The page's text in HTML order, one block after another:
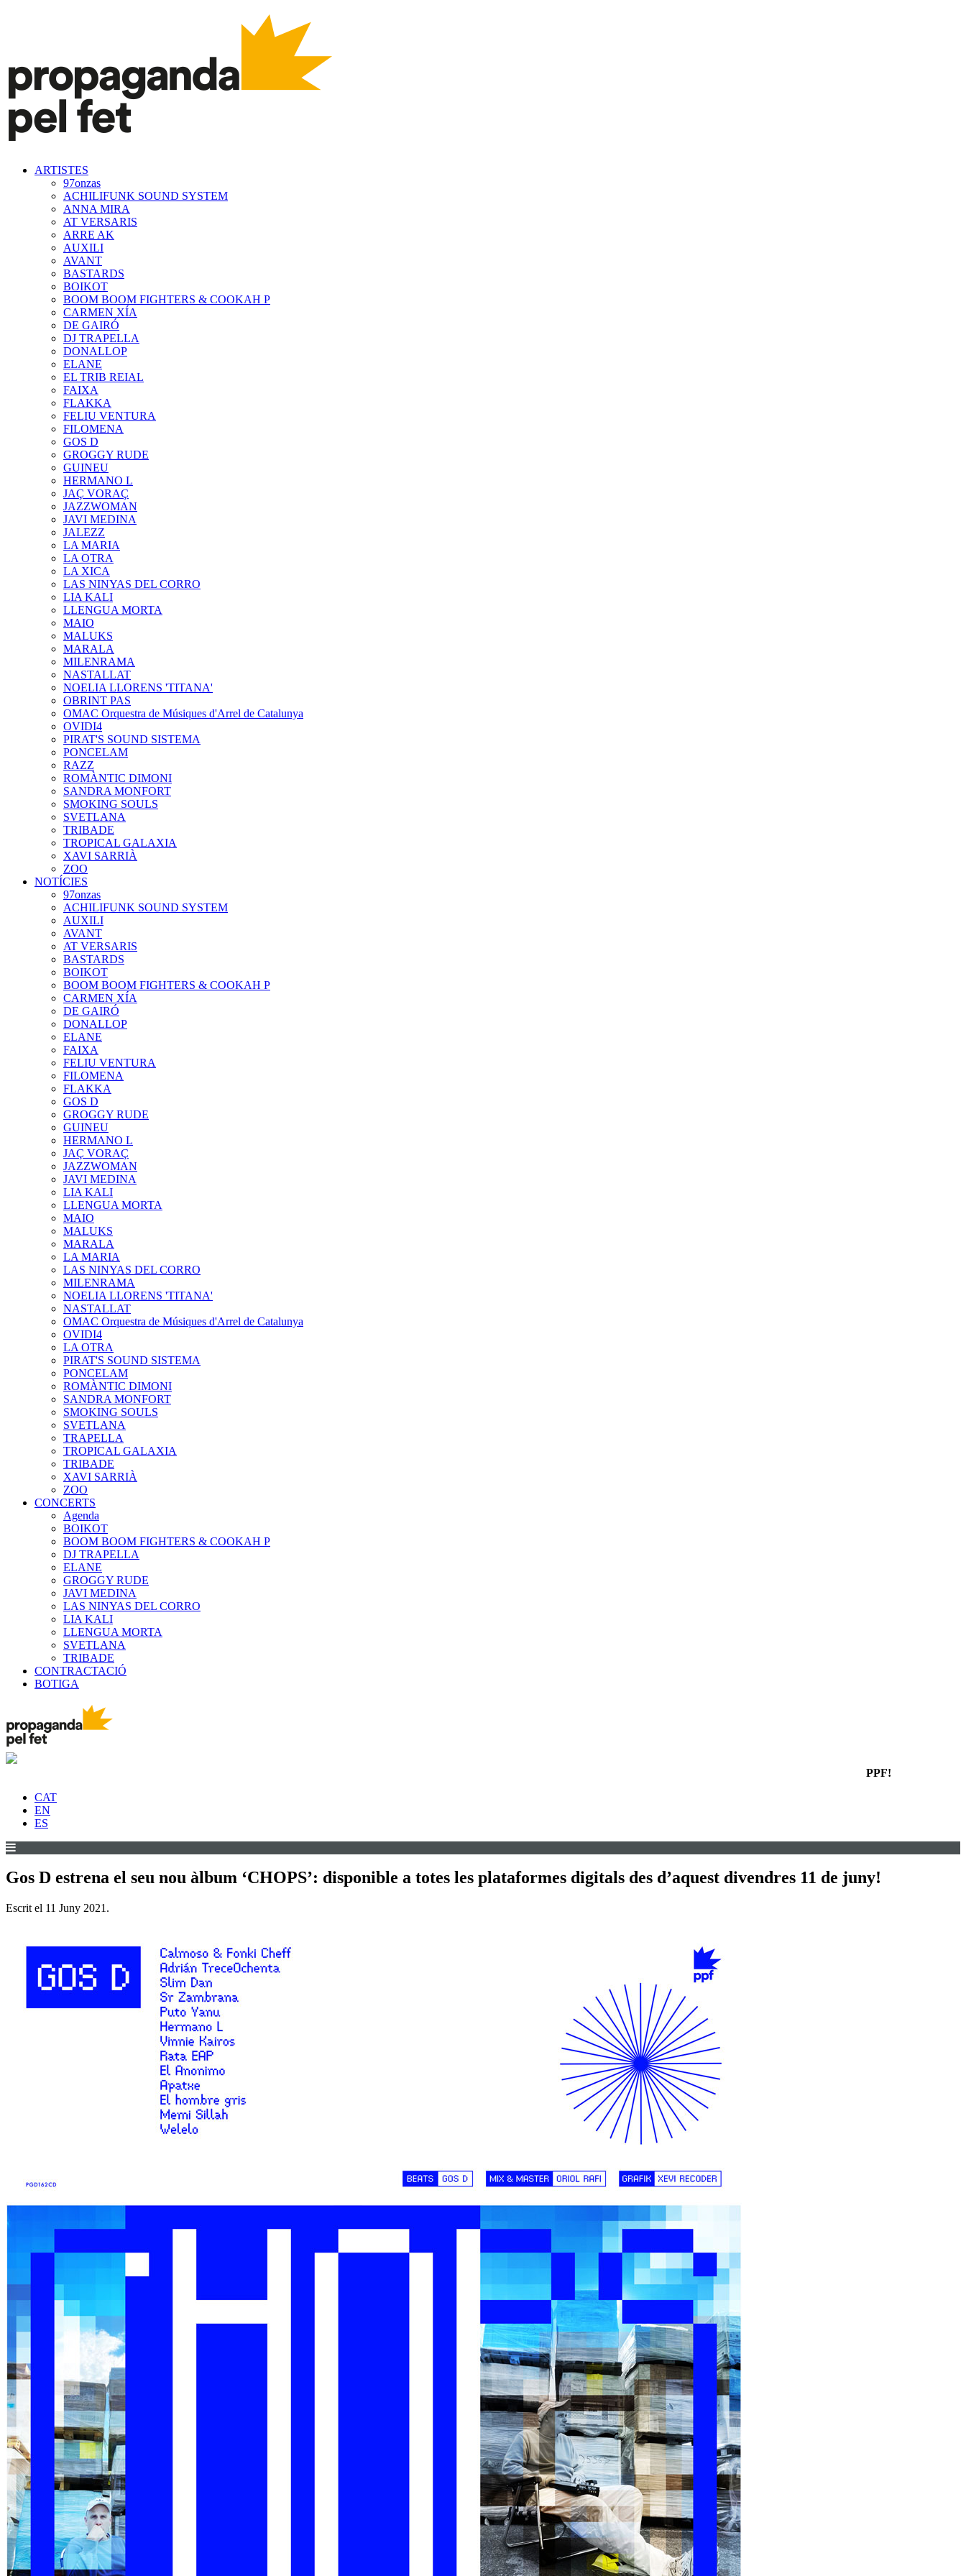
ARTISTES
97onzas
ACHILIFUNK SOUND SYSTEM
ANNA MIRA
AT VERSARIS
ARRE AK
AUXILI
AVANT
BASTARDS
BOIKOT
BOOM BOOM FIGHTERS & COOKAH P
CARMEN XÍA
DE GAIRÓ
DJ TRAPELLA
DONALLOP
ELANE
EL TRIB REIAL
FAIXA
FLAKKA
FELIU VENTURA
FILOMENA
GOS D
GROGGY RUDE
GUINEU
HERMANO L
JAÇ VORAÇ
JAZZWOMAN
JAVI MEDINA
JALEZZ
LA MARIA
LA OTRA
LA XICA
LAS NINYAS DEL CORRO
LIA KALI
LLENGUA MORTA
MAIO
MALUKS
MARALA
MILENRAMA
NASTALLAT
NOELIA LLORENS 'TITANA'
OBRINT PAS
OMAC Orquestra de Músiques d'Arrel de Catalunya
OVIDI4
PIRAT'S SOUND SISTEMA
PONCELAM
RAZZ
ROMÀNTIC DIMONI
SANDRA MONFORT
SMOKING SOULS
SVETLANA
TRIBADE
TROPICAL GALAXIA
XAVI SARRIÀ
ZOO
NOTÍCIES
97onzas
ACHILIFUNK SOUND SYSTEM
AUXILI
AVANT
AT VERSARIS
BASTARDS
BOIKOT
BOOM BOOM FIGHTERS & COOKAH P
CARMEN XÍA
DE GAIRÓ
DONALLOP
ELANE
FAIXA
FELIU VENTURA
FILOMENA
FLAKKA
GOS D
GROGGY RUDE
GUINEU
HERMANO L
JAÇ VORAÇ
JAZZWOMAN
JAVI MEDINA
LIA KALI
LLENGUA MORTA
MAIO
MALUKS
MARALA
LA MARIA
LAS NINYAS DEL CORRO
MILENRAMA
NOELIA LLORENS 'TITANA'
NASTALLAT
OMAC Orquestra de Músiques d'Arrel de Catalunya
OVIDI4
LA OTRA
PIRAT'S SOUND SISTEMA
PONCELAM
ROMÀNTIC DIMONI
SANDRA MONFORT
SMOKING SOULS
SVETLANA
TRAPELLA
TROPICAL GALAXIA
TRIBADE
XAVI SARRIÀ
ZOO
CONCERTS
Agenda
BOIKOT
BOOM BOOM FIGHTERS & COOKAH P
DJ TRAPELLA
ELANE
GROGGY RUDE
JAVI MEDINA
LAS NINYAS DEL CORRO
LIA KALI
LLENGUA MORTA
SVETLANA
TRIBADE
CONTRACTACIÓ
BOTIGA
PPF!
CAT
EN
ES
Gos D estrena el seu nou àlbum ‘CHOPS’: disponible a totes les plataformes digitals des d’aquest divendres 11 de juny!
Escrit el 11 Juny 2021 .